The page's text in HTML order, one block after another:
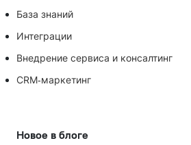
База знаний
Интеграции
Внедрение сервиса и консалтинг
CRM‑маркетинг
Новое в блоге